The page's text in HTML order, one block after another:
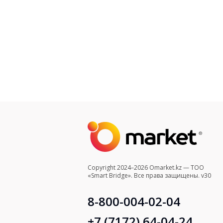
Copyright 2024–2026 Omarket.kz — ТОО
«Smart Bridge». Все права защищены. v30
8-800-004-02-04